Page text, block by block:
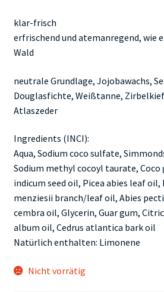
klar-frisch
erfrischend und atemanregend, wie
Wald
neutrale Grundlage, Jojobawachs,
Douglasfichte, Weißtanne,
Atlaszeder
Ingredients (INCI):
Aqua, Sodium coco sulfate,
Sodium methyl cocoyl taurate, Coco
indicum seed oil, Picea abies leaf oil,
menziesii branch/leaf oil, Abies
cembra oil, Glycerin, Guar gum,
album oil, Cedrus atlantica bark oil
Natürlich enthalten: Limonene
Nicht vorrätig